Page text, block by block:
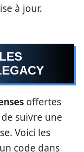
à jour.
offertes
suivre une
Voici les
code dans